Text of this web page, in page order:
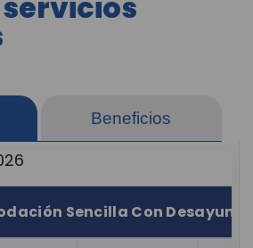
Beneficios
Sencilla Con Desayuno